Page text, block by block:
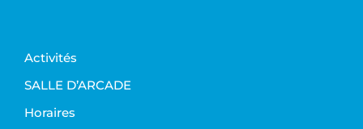
Activités
SALLE D’ARCADE
Horaires